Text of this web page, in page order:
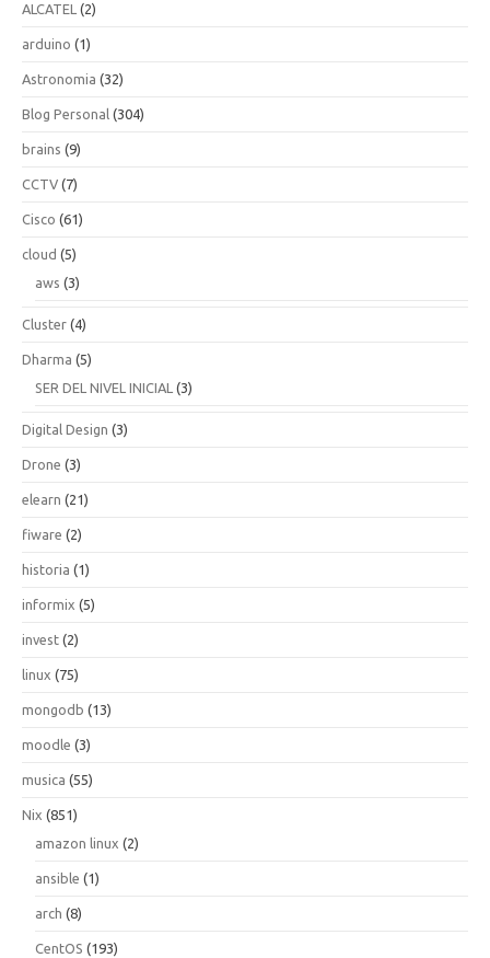
ALCATEL (2)
arduino (1)
Astronomia (32)
Blog Personal (304)
brains (9)
CCTV (7)
Cisco (61)
cloud (5)
aws (3)
Cluster (4)
Dharma (5)
SER DEL NIVEL INICIAL (3)
Digital Design (3)
Drone (3)
elearn (21)
fiware (2)
historia (1)
informix (5)
invest (2)
linux (75)
mongodb (13)
moodle (3)
musica (55)
Nix (851)
amazon linux (2)
ansible (1)
arch (8)
CentOS (193)